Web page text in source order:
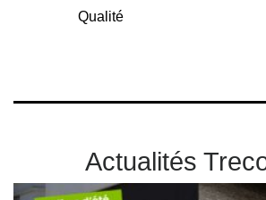
Qualité
Actualités